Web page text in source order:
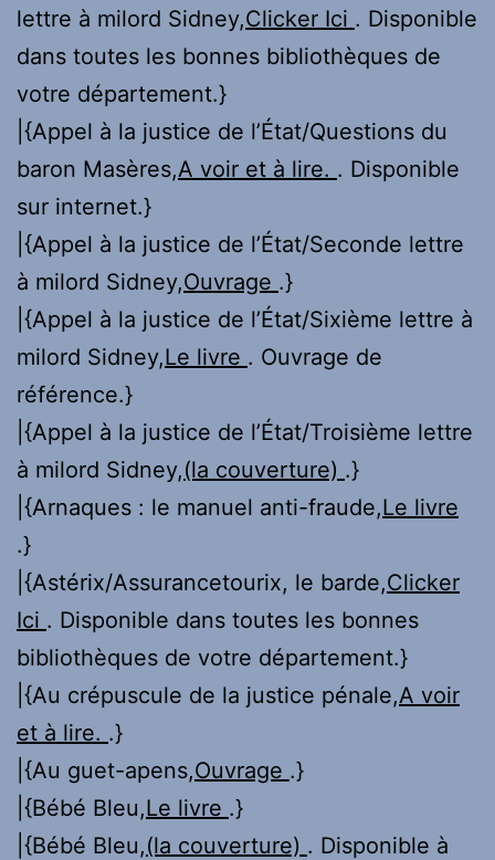
lettre à milord Sidney,Clicker Ici . Disponible
dans toutes les bonnes bibliothèques de
votre département.}
|{Appel à la justice de l’État/Questions du
baron Masères,A voir et à lire. . Disponible
sur internet.}
|{Appel à la justice de l’État/Seconde lettre
à milord Sidney,Ouvrage .}
|{Appel à la justice de l’État/Sixième lettre à
milord Sidney,Le livre . Ouvrage de
référence.}
|{Appel à la justice de l’État/Troisième lettre
à milord Sidney,(la couverture) .}
|{Arnaques : le manuel anti-fraude,Le livre
.}
|{Astérix/Assurancetourix, le barde,Clicker
Ici . Disponible dans toutes les bonnes
bibliothèques de votre département.}
|{Au crépuscule de la justice pénale,A voir
et à lire. .}
|{Au guet-apens,Ouvrage .}
|{Bébé Bleu,Le livre .}
|{Bébé Bleu,(la couverture) . Disponible à